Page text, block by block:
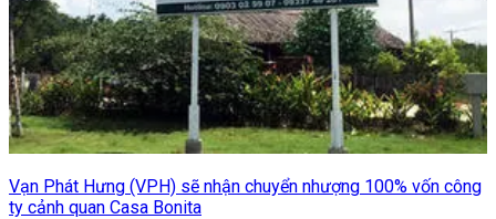
Vạn Phát Hưng (VPH) sẽ nhận chuyển nhượng 100% vốn công
ty cảnh quan Casa Bonita